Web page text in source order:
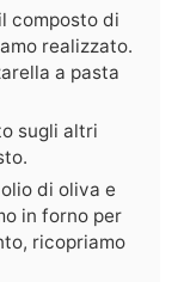
composto di
realizzato.
a pasta
sugli altri
di oliva e
in forno per
ricopriamo